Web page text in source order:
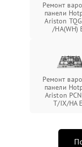
Ремонт
панели
Ariston
/HA(WH)
Ремонт
панели
Ariston
T/IX/HA